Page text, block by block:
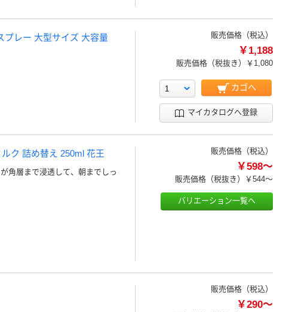
プレー 大型サイズ 大容量
販売価格（税込）
￥1,188
販売価格（税抜き） ￥1,080
カゴへ
マイカタログへ登録
ク 詰め替え 250ml 花王
角層まで浸透して、朝までしっ
販売価格（税込）
￥598～
販売価格（税抜き） ￥544～
バリエーション一覧へ
販売価格（税込）
￥290～